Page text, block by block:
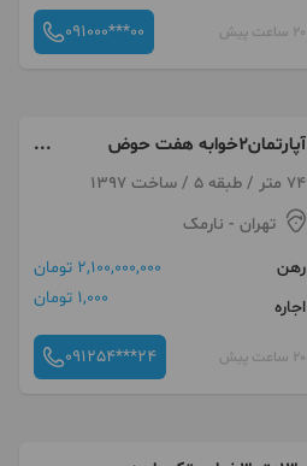
20 ساعت پیش 091000***00
آپارتمان2خوابه هفت حوض
74متری فول امکانات
74 متر / طبقه 5 / ساخت 1397
تهران - نارمک
رهن
2,100,000,000 تومان
اجاره
1,000 تومان
20 ساعت پیش 091254***24